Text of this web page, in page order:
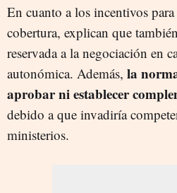
En cuanto a los incentivos
cobertura, explican que
reservada a la negociación en
autonómica. Además, la
aprobar ni establecer
debido a que invadiría
ministerios.